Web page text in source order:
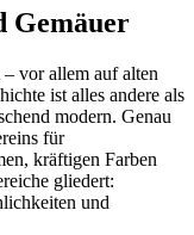
Gemäuer
vor allem auf alten
ist alles andere als
modern. Genau
für
kräftigen Farben
gliedert:
und